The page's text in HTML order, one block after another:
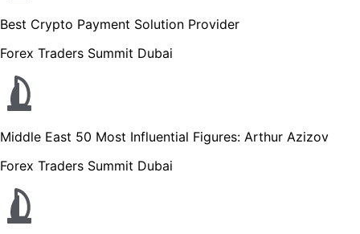
Best Crypto Payment Solution Provider
Forex Traders Summit Dubai
Middle East 50 Most Influential Figures: Arthur Azizov
Forex Traders Summit Dubai